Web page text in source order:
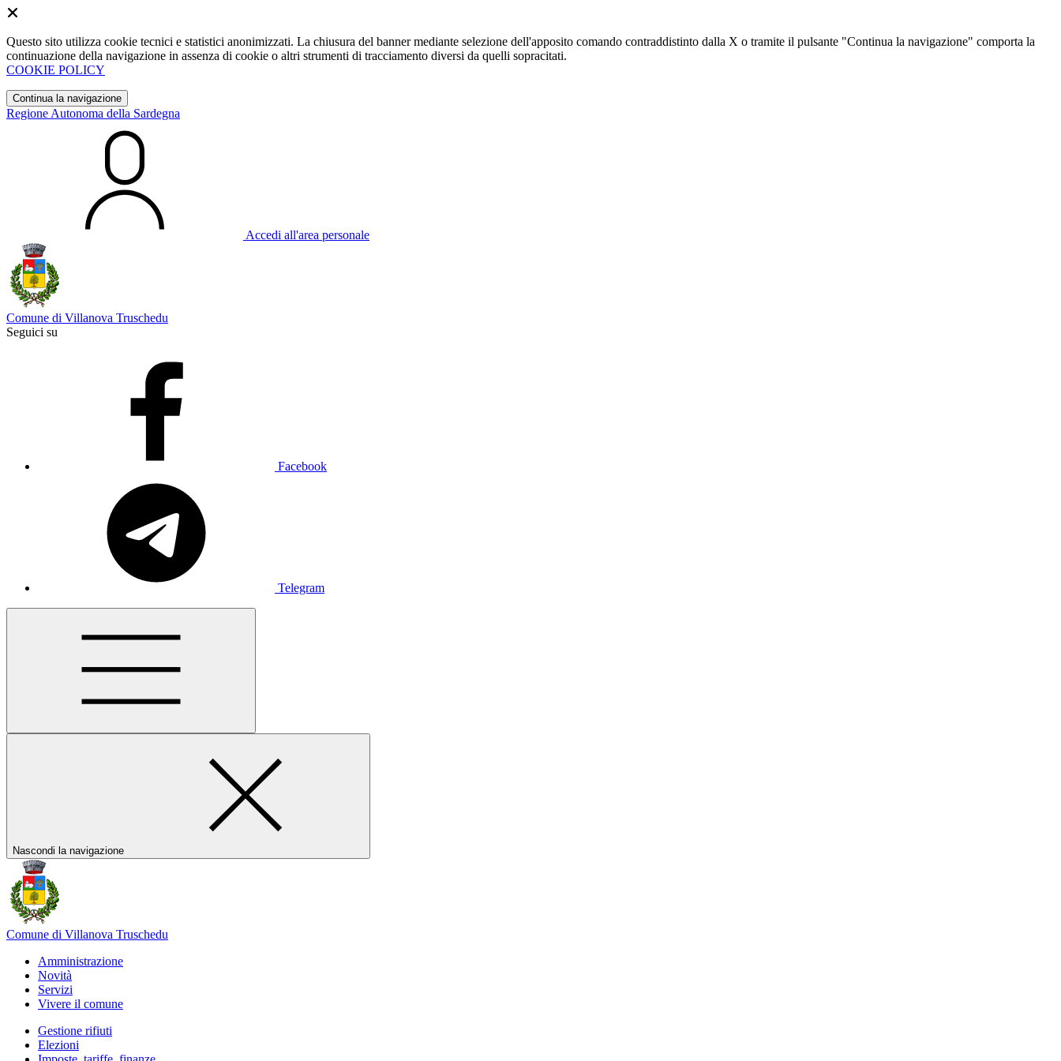
Questo sito utilizza cookie tecnici e statistici anonimizzati. La chiusura del banner mediante selezione dell'apposito comando contraddistinto dalla X o tramite il pulsante "Continua la navigazione" comporta la
continuazione della navigazione in assenza di cookie o altri strumenti di tracciamento diversi da quelli sopracitati.
COOKIE POLICY
Continua la navigazione
Regione Autonoma della Sardegna
Accedi all'area personale
Comune di Villanova Truschedu
Seguici su
Facebook
Telegram
Nascondi la navigazione
Comune di Villanova Truschedu
Amministrazione
Novità
Servizi
Vivere il comune
Gestione rifiuti
Elezioni